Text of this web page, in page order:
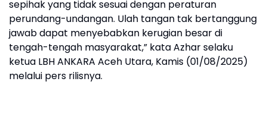
sepihak yang tidak sesuai dengan peraturan
perundang-undangan. Ulah tangan tak bertanggung
jawab dapat menyebabkan kerugian besar di
tengah-tengah masyarakat,” kata Azhar selaku
ketua LBH ANKARA Aceh Utara, Kamis (01/08/2025)
melalui pers rilisnya.